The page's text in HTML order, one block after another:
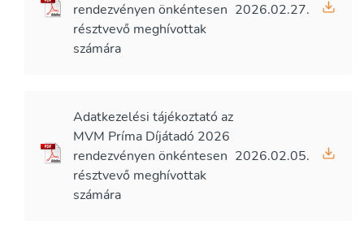
rendezvényen önkéntesen
résztvevő meghívottak
számára
2026.02.27.
Adatkezelési tájékoztató az
MVM Príma Díjátadó 2026
rendezvényen önkéntesen
résztvevő meghívottak
számára
2026.02.05.